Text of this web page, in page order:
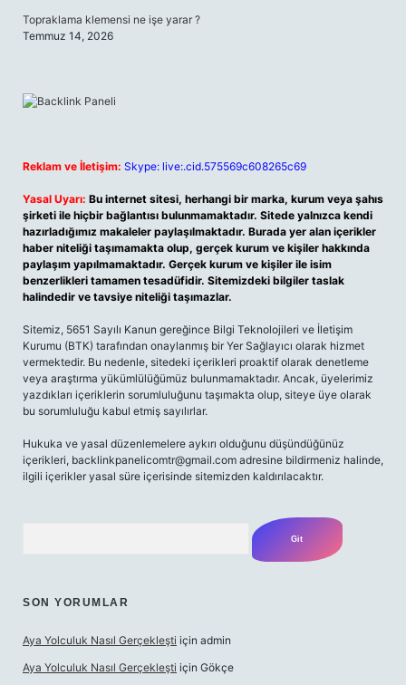
Topraklama klemensi ne işe yarar ?
Temmuz 14, 2026
Reklam ve İletişim: Skype: live:.cid.575569c608265c69
Yasal Uyarı: Bu internet sitesi, herhangi bir marka, kurum veya şahıs
şirketi ile hiçbir bağlantısı bulunmamaktadır. Sitede yalnızca kendi
hazırladığımız makaleler paylaşılmaktadır. Burada yer alan içerikler
haber niteliği taşımamakta olup, gerçek kurum ve kişiler hakkında
paylaşım yapılmamaktadır. Gerçek kurum ve kişiler ile isim
benzerlikleri tamamen tesadüfidir. Sitemizdeki bilgiler taslak
halindedir ve tavsiye niteliği taşımazlar.
Sitemiz, 5651 Sayılı Kanun gereğince Bilgi Teknolojileri ve İletişim
Kurumu (BTK) tarafından onaylanmış bir Yer Sağlayıcı olarak hizmet
vermektedir. Bu nedenle, sitedeki içerikleri proaktif olarak denetleme
veya araştırma yükümlülüğümüz bulunmamaktadır. Ancak, üyelerimiz
yazdıkları içeriklerin sorumluluğunu taşımakta olup, siteye üye olarak
bu sorumluluğu kabul etmiş sayılırlar.
Hukuka ve yasal düzenlemelere aykırı olduğunu düşündüğünüz
içerikleri, backlinkpanelicomtr@gmail.com adresine bildirmeniz halinde,
ilgili içerikler yasal süre içerisinde sitemizden kaldırılacaktır.
SON YORUMLAR
Aya Yolculuk Nasıl Gerçekleşti için admin
Aya Yolculuk Nasıl Gerçekleşti için Gökçe